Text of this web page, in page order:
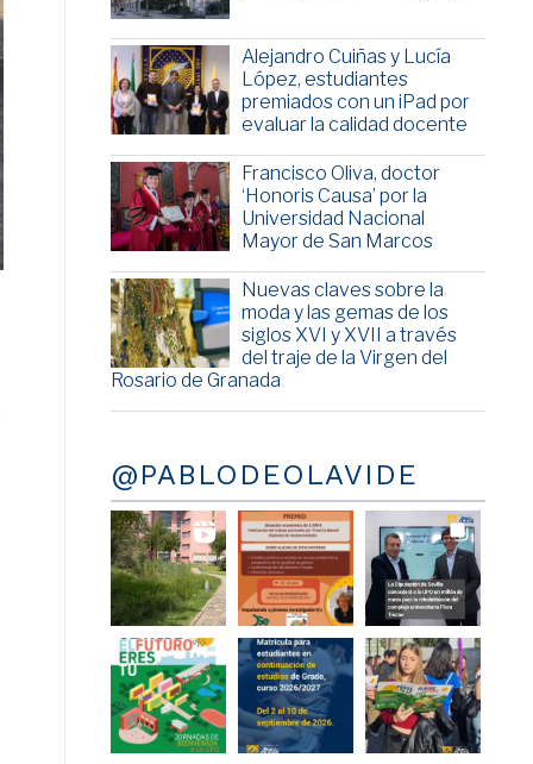
Alejandro Cuiñas y Lucía
López, estudiantes
premiados con un iPad por
evaluar la calidad docente
Francisco Oliva, doctor
‘Honoris Causa’ por la
Universidad Nacional
Mayor de San Marcos
Nuevas claves sobre la
moda y las gemas de los
siglos XVI y XVII a través
del traje de la Virgen del
Rosario de Granada
@PABLODEOLAVIDE